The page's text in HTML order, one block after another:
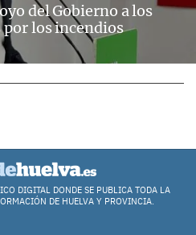
del Gobierno a los
los incendios
DIGITAL DONDE SE PUBLICA TODA LA
DE HUELVA Y PROVINCIA.